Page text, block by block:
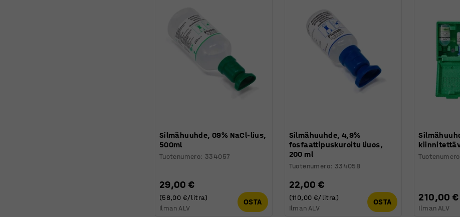
Silmähuuhde, 09% NaCl-lius,
500ml
Tuotenumero: 334057
29,00 €
(58,00 €/litra)
Ilman ALV
OSTA
Silmähuuhde, 4,9%
fosfaattipuskuroitu liuos,
200 ml
Tuotenumero: 334058
22,00 €
(110,00 €/litra)
Ilman ALV
OSTA
Tuotenumero
210,00 €
Ilman ALV